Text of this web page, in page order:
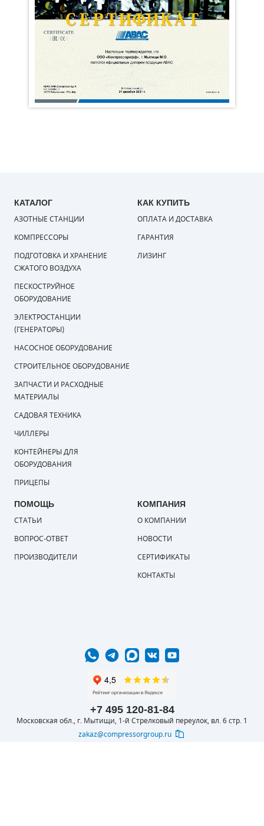
+7 495 120-81-84
Московская обл., г. Мытищи, 1-й Стрелковый переулок, вл. 6 стр. 1
zakaz@compressorgroup.ru
КАТАЛОГ
АЗОТНЫЕ СТАНЦИИ
КОМПРЕССОРЫ
ПОДГОТОВКА И ХРАНЕНИЕ
СЖАТОГО ВОЗДУХА
ПЕСКОСТРУЙНОЕ
ОБОРУДОВАНИЕ
ЭЛЕКТРОСТАНЦИИ
(ГЕНЕРАТОРЫ)
НАСОСНОЕ ОБОРУДОВАНИЕ
СТРОИТЕЛЬНОЕ ОБОРУДОВАНИЕ
ЗАПЧАСТИ И РАСХОДНЫЕ
МАТЕРИАЛЫ
САДОВАЯ ТЕХНИКА
ЧИЛЛЕРЫ
КОНТЕЙНЕРЫ ДЛЯ
ОБОРУДОВАНИЯ
ПРИЦЕПЫ
КАК КУПИТЬ
ОПЛАТА И ДОСТАВКА
ГАРАНТИЯ
ЛИЗИНГ
ПОМОЩЬ
СТАТЬИ
ВОПРОС-ОТВЕТ
ПРОИЗВОДИТЕЛИ
КОМПАНИЯ
О КОМПАНИИ
НОВОСТИ
СЕРТИФИКАТЫ
КОНТАКТЫ